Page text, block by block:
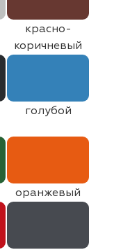
красно-
коричневый
голубой
оранжевый